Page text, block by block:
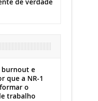
burnout e
que a NR-1
o
trabalho